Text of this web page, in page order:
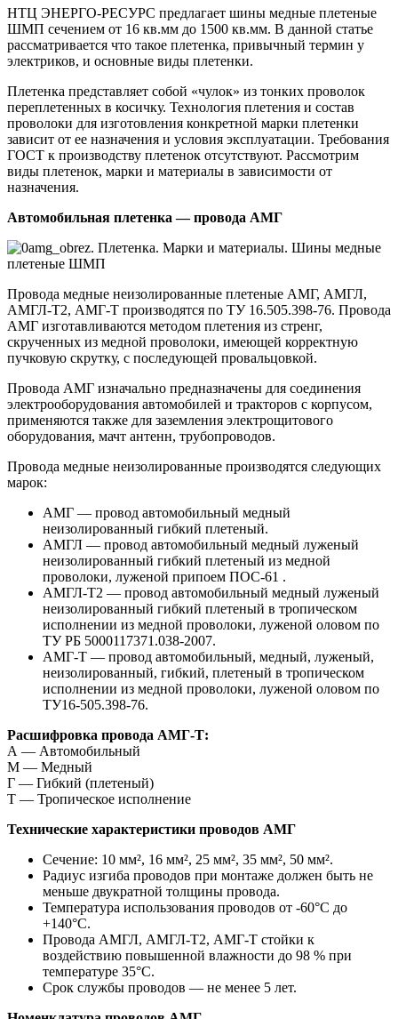
НТЦ ЭНЕРГО-РЕСУРС предлагает шины медные плетеные
ШМП сечением от 16 кв.мм до 1500 кв.мм. В данной статье
рассматривается что такое плетенка, привычный термин у
электриков, и основные виды плетенки.
Плетенка представляет собой «чулок» из тонких проволок
переплетенных в косичку. Технология плетения и состав
проволоки для изготовления конкретной марки плетенки
зависит от ее назначения и условия эксплуатации. Требования
ГОСТ к производству плетенок отсутствуют. Рассмотрим
виды плетенок, марки и материалы в зависимости от
назначения.
Автомобильная плетенка — провода АМГ
Провода медные неизолированные плетеные АМГ, АМГЛ,
АМГЛ-Т2, АМГ-Т производятся по ТУ 16.505.398-76. Провода
АМГ изготавливаются методом плетения из стренг,
скрученных из медной проволоки, имеющей корректную
пучковую скрутку, с последующей провальцовкой.
Провода АМГ изначально предназначены для соединения
электрооборудования автомобилей и тракторов с корпусом,
применяются также для заземления электрощитового
оборудования, мачт антенн, трубопроводов.
Провода медные неизолированные производятся следующих
марок:
АМГ — провод автомобильный медный
неизолированный гибкий плетеный.
АМГЛ — провод автомобильный медный луженый
неизолированный гибкий плетеный из медной
проволоки, луженой припоем ПОС-61 .
АМГЛ-Т2 — провод автомобильный медный луженый
неизолированный гибкий плетеный в тропическом
исполнении из медной проволоки, луженой оловом по
ТУ РБ 5000117371.038-2007.
АМГ-Т — провод автомобильный, медный, луженый,
неизолированный, гибкий, плетеный в тропическом
исполнении из медной проволоки, луженой оловом по
ТУ16-505.398-76.
Расшифровка провода АМГ-Т:
А — Автомобильный
М — Медный
Г — Гибкий (плетеный)
Т — Тропическое исполнение
Технические характеристики проводов АМГ
Сечение: 10 мм², 16 мм², 25 мм², 35 мм², 50 мм².
Радиус изгиба проводов при монтаже должен быть не
меньше двукратной толщины провода.
Температура использования проводов от -60°С до
+140°С.
Провода АМГЛ, АМГЛ-Т2, АМГ-Т стойки к
воздействию повышенной влажности до 98 % при
температуре 35°С.
Cрок службы проводов — не менее 5 лет.